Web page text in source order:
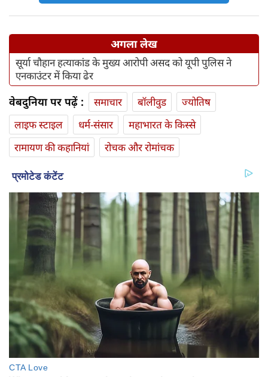
अगला लेख
सूर्या चौहान हत्याकांड के मुख्य आरोपी असद को यूपी पुलिस ने
एनकाउंटर में किया ढेर
वेबदुनिया पर पढ़ें : समाचार बॉलीवुड
ज्योतिष
लाइफ स्‍टाइल
धर्म-संसार
महाभारत के किस्से
रामायण की कहानियां
रोचक और रोमांचक